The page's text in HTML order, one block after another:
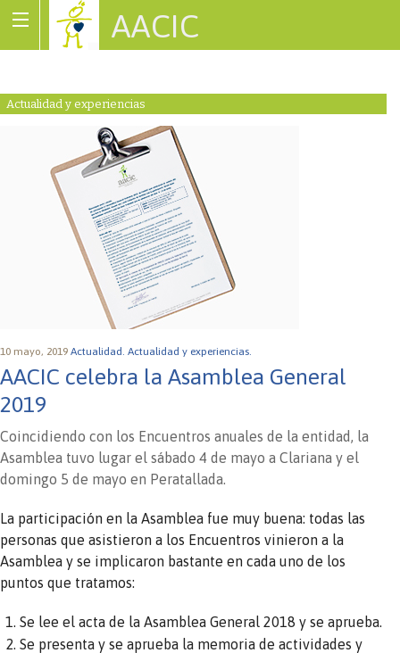
AACIC
Actualidad y experiencias
10 mayo, 2019 Actualidad. Actualidad y experiencias.
AACIC celebra la Asamblea General
2019
Coincidiendo con los Encuentros anuales de la entidad, la
Asamblea tuvo lugar el sábado 4 de mayo a Clariana y el
domingo 5 de mayo en Peratallada.
La participación en la Asamblea fue muy buena: todas las
personas que asistieron a los Encuentros vinieron a la
Asamblea y se implicaron bastante en cada uno de los
puntos que tratamos:
Se lee el acta de la Asamblea General 2018 y se aprueba.
Se presenta y se aprueba la memoria de actividades y